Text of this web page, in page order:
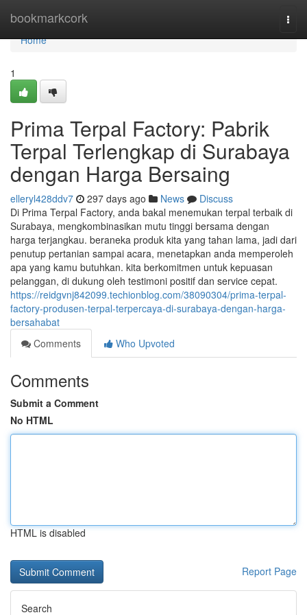
bookmarkcork
Home
Home
1
Prima Terpal Factory: Pabrik
Terpal Terlengkap di Surabaya
dengan Harga Bersaing
elleryl428ddv7 297 days ago News
Discuss
Di Prima Terpal Factory, anda bakal menemukan terpal terbaik di
Surabaya, mengkombinasikan mutu tinggi bersama dengan
harga terjangkau. beraneka produk kita yang tahan lama, jadi dari
penutup pertanian sampai acara, menetapkan anda memperoleh
apa yang kamu butuhkan. kita berkomitmen untuk kepuasan
pelanggan, di dukung oleh testimoni positif dan service cepat.
https://reidgvnj842099.techionblog.com/38090304/prima-terpal-
factory-produsen-terpal-terpercaya-di-surabaya-dengan-harga-
bersahabat
Comments
Who Upvoted
Comments
Submit a Comment
No HTML
HTML is disabled
Report Page
Search